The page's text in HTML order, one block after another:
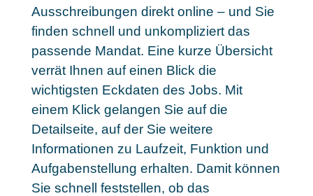
Ausschreibungen direkt online – und Sie
finden schnell und unkompliziert das
passende Mandat. Eine kurze Übersicht
verrät Ihnen auf einen Blick die
wichtigsten Eckdaten des Jobs. Mit
einem Klick gelangen Sie auf die
Detailseite, auf der Sie weitere
Informationen zu Laufzeit, Funktion und
Aufgabenstellung erhalten. Damit können
Sie schnell feststellen, ob das